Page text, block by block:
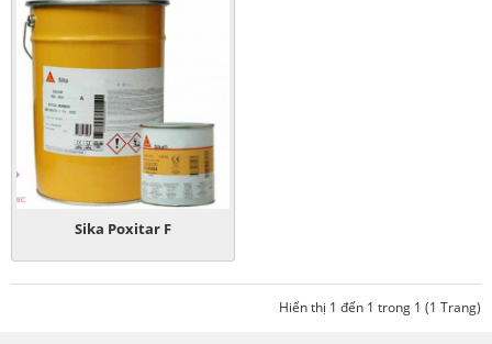
Sika Poxitar F
Hiển thị 1 đến 1 trong 1 (1 Trang)